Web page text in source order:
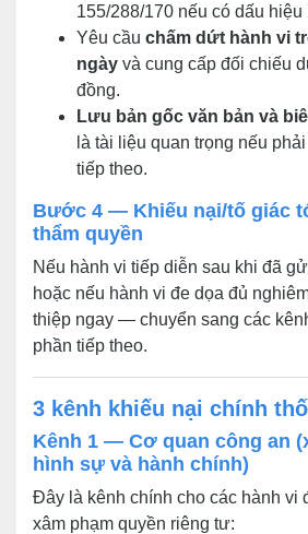
155/288/170 nếu có dấu hiệu
Yêu cầu chấm dứt hành vi
ngày và cung cấp đối chiếu
đồng.
Lưu bản gốc văn bản và
là tài liệu quan trọng nếu
tiếp theo.
Bước 4 — Khiếu nại/tố giác
thẩm quyền
Nếu hành vi tiếp diễn sau khi đã
hoặc nếu hành vi đe dọa đủ
thiệp ngay — chuyển sang các
phần tiếp theo.
3 kênh khiếu nại chính
Kênh 1 — Cơ quan công an
hình sự và hành chính)
Đây là kênh chính cho các hành vi
xâm phạm quyền riêng tư: